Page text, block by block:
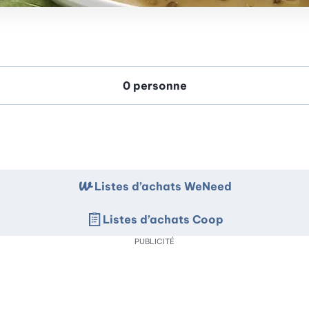
Listes d’achats WeNeed
Listes d’achats Coop
PUBLICITÉ